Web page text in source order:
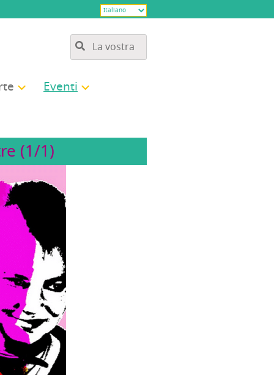
Even­ti
(1/1)